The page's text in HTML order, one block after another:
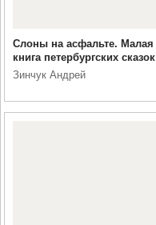
Слоны на асфальте. Малая
книга петербургских сказок
Зинчук Андрей